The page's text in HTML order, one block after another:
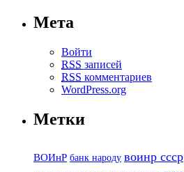
Мета
Войти
RSS записей
RSS комментариев
WordPress.org
Метки
ВОИнР банк народу воинр ссср